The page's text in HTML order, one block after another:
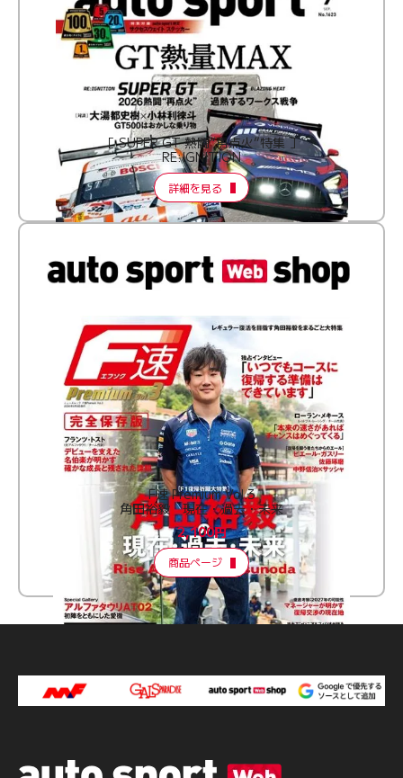
［ SUPER GT 熱闘“再点火”特集 ］
RE:IGNITION
詳細を見る
F速 Premium Vol.3
角田裕毅 現在・過去・未来
2,100円
商品ページ